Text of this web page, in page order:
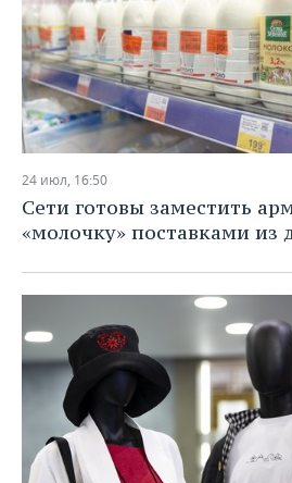
24 июл, 16:50
Сети готовы заместить
«молочку» поставками из